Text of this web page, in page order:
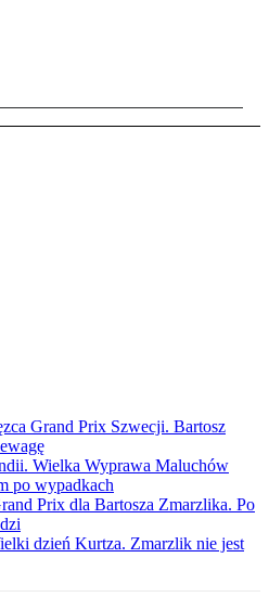
Grand Prix Szwecji. Bartosz
Wielka Wyprawa Maluchów
po wypadkach
Prix dla Bartosza Zmarzlika. Po
dzień Kurtza. Zmarzlik nie jest